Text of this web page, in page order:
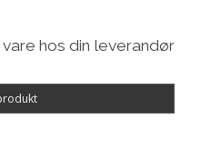
hos din leverandør